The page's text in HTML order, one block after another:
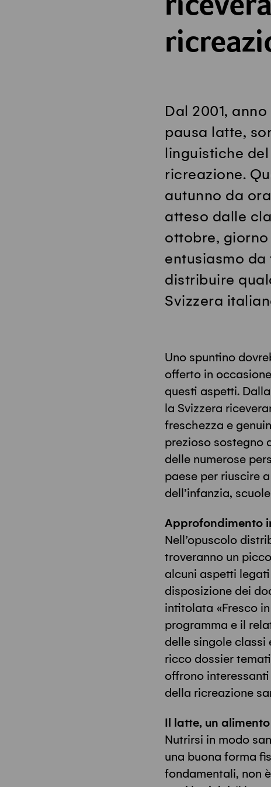
Dal 2001,
pausa latte,
linguistiche
ricreazione.
autunno da
atteso dalle
ottobre,
entusiasmo
distribuire
Svizzera
Uno spuntino
offerto in
questi aspetti.
la Svizzera
freschezza e
prezioso sostegno
delle numerose
paese per riuscire
dell’infanzia,
Approfondimento
Nell’opuscolo
troveranno un
alcuni aspetti
disposizione dei
intitolata «Fresco
programma e il
delle singole classi
ricco dossier
offrono
della ricreazione
Il latte, un
Nutrirsi in modo
una buona forma
fondamentali, non